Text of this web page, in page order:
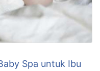
Spa untuk Ibu